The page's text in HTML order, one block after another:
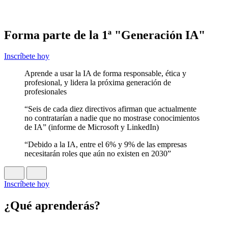
Forma parte de la 1ª "Generación IA"
Inscríbete hoy
Aprende a usar la IA de forma responsable, ética y
profesional, y lidera la próxima generación de
profesionales
“Seis de cada diez directivos afirman que actualmente
no contratarían a nadie que no mostrase conocimientos
de IA” (informe de Microsoft y LinkedIn)
“Debido a la IA, entre el 6% y 9% de las empresas
necesitarán roles que aún no existen en 2030”
Inscríbete hoy
¿Qué aprenderás?